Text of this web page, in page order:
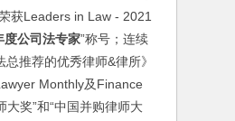
获Leaders in Law - 2021
度公司法专家”称号；连续
推荐的优秀律师&律所》
Monthly及Finance
大奖”和“中国并购律师大